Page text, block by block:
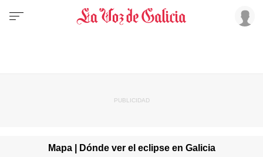
Mapa | Dónde ver el eclipse en Galicia